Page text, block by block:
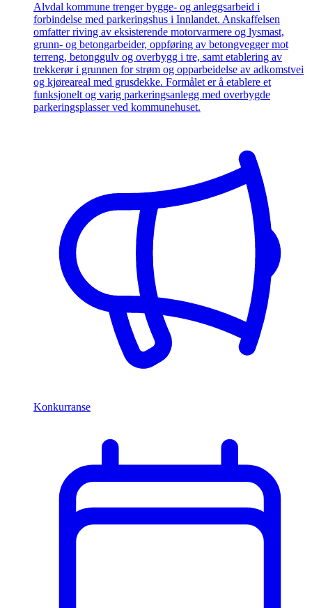
Alvdal kommune trenger bygge- og anleggsarbeid i
forbindelse med parkeringshus i Innlandet. Anskaffelsen
omfatter riving av eksisterende motorvarmere og lysmast,
grunn- og betongarbeider, oppføring av betongvegger mot
terreng, betonggulv og overbygg i tre, samt etablering av
trekkerør i grunnen for strøm og opparbeidelse av adkomstvei
og kjøreareal med grusdekke. Formålet er å etablere et
funksjonelt og varig parkeringsanlegg med overbygde
parkeringsplasser ved kommunehuset.
Konkurranse